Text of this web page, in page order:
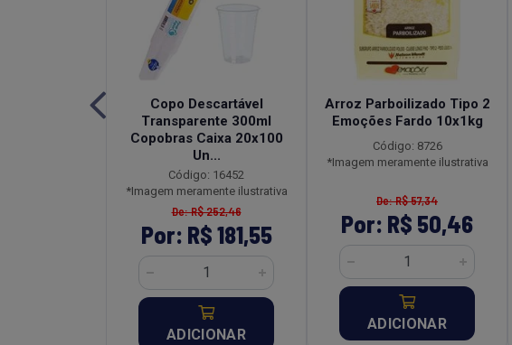
Copo Descartável
Transparente 300ml
Copobras Caixa 20x100
Un...
Código: 16452
*Imagem meramente ilustrativa
De: R$ 252,46
Por: R$ 181,55
ADICIONAR
Arroz Parboilizado Tipo 2
Emoções Fardo 10x1kg
Código: 8726
*Imagem meramente ilustrativa
De: R$ 57,34
Por: R$ 50,46
ADICIONAR